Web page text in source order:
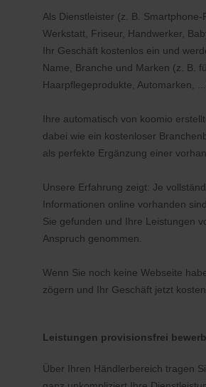
Als Dienstleister (z. B. Smartphone-
Werkstatt, Friseur, Handwerker,
Ihr Geschäft kostenlos ein und
Name, Branche und Marken (z. B.
Haarpflegeprodukte, Automarken,
Ihre automatisch von koomio
dabei wie ein kostenloser
als perfekte Ergänzung einer
Unsere Erfahrung zeigt: Je
Informationen online vorhanden
Sie gefunden und Ihre Leistungen
Anspruch genommen.
Wenn Sie noch keine Webseite
zögern und Ihr Geschäft jetzt
Leistungen provisionsfrei
Über Ihren Händlerbereich tragen